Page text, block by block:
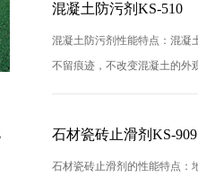
混凝土防污剂KS-510
混凝土防污剂性能特点：混凝
不留痕迹，不改变混凝土的外
石材瓷砖止滑剂KS-909
石材瓷砖止滑剂的性能特点：